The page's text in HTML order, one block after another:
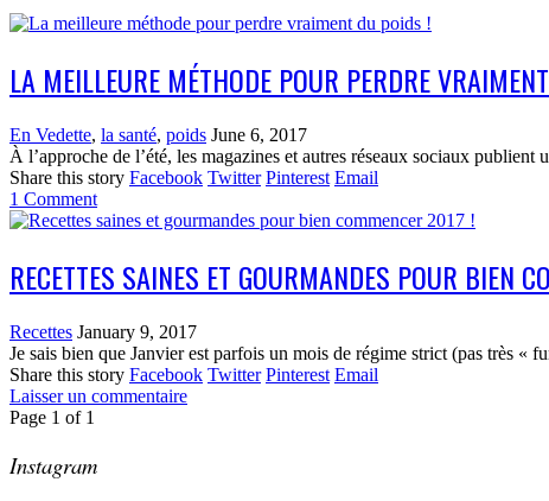
LA MEILLEURE MÉTHODE POUR PERDRE
En Vedette, la santé, poids June 6, 2017
À l’approche de l’été, les magazines et autres réseaux sociaux
Share this story Facebook Twitter Pinterest Email
1 Comment
RECETTES SAINES ET GOURMANDES POUR BIEN
Recettes January 9, 2017
Je sais bien que Janvier est parfois un mois de régime strict (pas très «
Share this story Facebook Twitter Pinterest Email
Laisser un commentaire
Page 1 of 1
Instagram